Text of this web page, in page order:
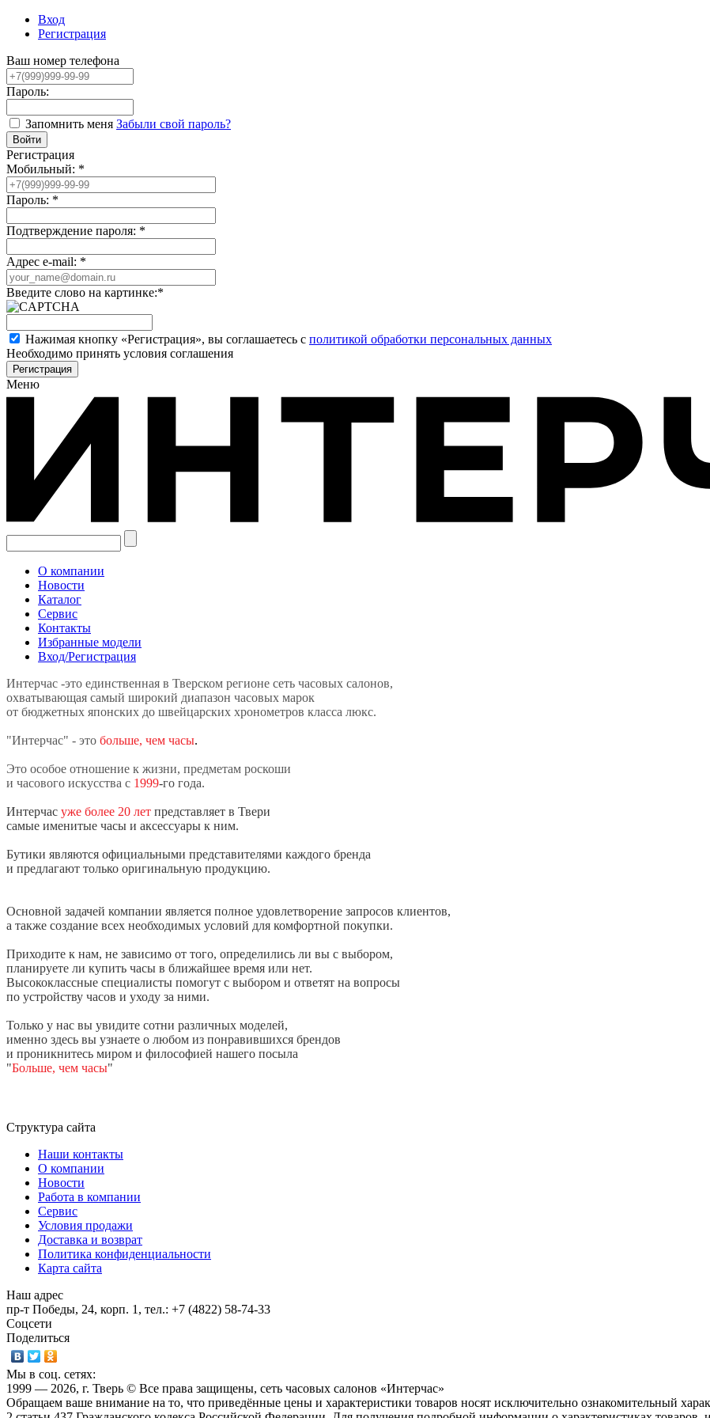
Вход
Регистрация
Ваш номер телефона
Пароль:
Запомнить меня Забыли свой пароль?
Регистрация
Мобильный: *
Пароль: *
Подтверждение пароля: *
Адрес e-mail: *
Введите слово на картинке:*
Нажимая кнопку «Регистрация», вы соглашаетесь с политикой обработки персональных данных
Необходимо принять условия соглашения
Меню
О компании
Новости
Каталог
Сервис
Контакты
Избранные модели
Вход/Регистрация
Интерчас -это единственная в Тверском регионе сеть часовых салонов,
охватывающая самый широкий диапазон часовых марок
от бюджетных японских до швейцарских хронометров класса люкс.
"Интерчас" - это больше, чем часы.
Это особое отношение к жизни, предметам роскоши
и часового искусства c 1999-го года.
Интерчас уже более 20 лет представляет в Твери
самые именитые часы и аксессуары к ним.
Бутики являются официальными представителями каждого бренда
и предлагают только оригинальную продукцию.
Основной задачей компании является полное удовлетворение запросов клиентов,
а также создание всех необходимых условий для комфортной покупки.
Приходите к нам, не зависимо от того, определились ли вы с выбором,
планируете ли купить часы в ближайшее время или нет.
Высококлассные специалисты помогут с выбором и ответят на вопросы
по устройству часов и уходу за ними.
Только у нас вы увидите сотни различных моделей,
именно здесь вы узнаете о любом из понравившихся брендов
и проникнитесь миром и философией нашего посыла
"Больше, чем часы"
Структура сайта
Наши контакты
О компании
Новости
Работа в компании
Сервис
Условия продажи
Доставка и возврат
Политика конфиденциальности
Карта сайта
Наш адрес
пр-т Победы, 24, корп. 1, тел.: +7 (4822) 58-74-33
Соцсети
Поделиться
Мы в соц. сетях:
1999 — 2026, г. Тверь © Все права защищены, сеть часовых салонов «Интерчас»
Обращаем ваше внимание на то, что приведённые цены и характеристики товаров носят исключительно ознакомительный